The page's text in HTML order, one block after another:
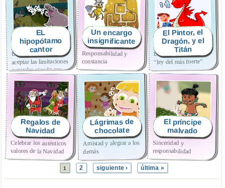
EL
hipopótamo
cantor
Evitar la envidia y
aceptar las limitaciones
naturales viendo sus
Un encargo
insignificante
Responsabilidad y
constancia
El Pintor, el
Dragón, y el
Titán
Evitar los abusos y la
"ley del más fuerte"
Regalos de
Navidad
Celebrar los auténticos
valores de la Navidad
Lágrimas de
chocolate
Amistad y alegrar a los
demás
El príncipe
malvado
Sinceridad y
responsabilidad
1 2 siguiente › última »